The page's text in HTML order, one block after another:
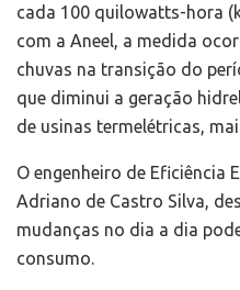
cada 100 quilowatts-hora
com a Aneel, a medida
chuvas na transição do
que diminui a geração
de usinas termelétricas,
O engenheiro de Eficiência
Adriano de Castro Silva,
mudanças no dia a dia
consumo.